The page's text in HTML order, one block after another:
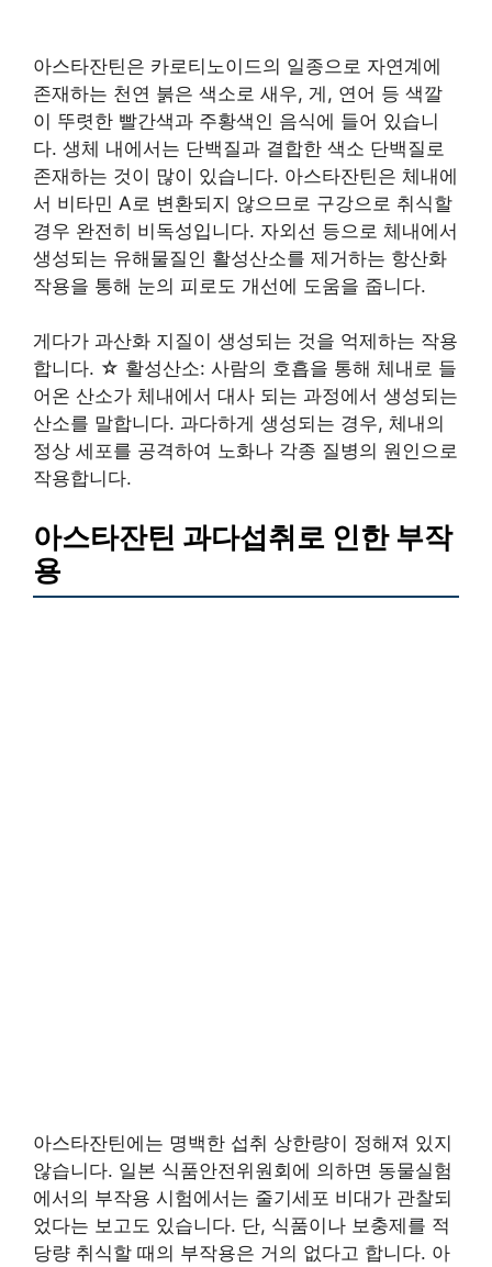
아스타잔틴은 카로티노이드의 일종으로 자연계에
존재하는 천연 붉은 색소로 새우, 게, 연어 등 색깔
이 뚜렷한 빨간색과 주황색인 음식에 들어 있습니
다. 생체 내에서는 단백질과 결합한 색소 단백질로
존재하는 것이 많이 있습니다. 아스타잔틴은 체내에
서 비타민 A로 변환되지 않으므로 구강으로 취식할
경우 완전히 비독성입니다. 자외선 등으로 체내에서
생성되는 유해물질인 활성산소를 제거하는 항산화
작용을 통해 눈의 피로도 개선에 도움을 줍니다.
게다가 과산화 지질이 생성되는 것을 억제하는 작용
합니다. ☆ 활성산소: 사람의 호흡을 통해 체내로 들
어온 산소가 체내에서 대사 되는 과정에서 생성되는
산소를 말합니다. 과다하게 생성되는 경우, 체내의
정상 세포를 공격하여 노화나 각종 질병의 원인으로
작용합니다.
아스타잔틴 과다섭취로 인한 부작
용
아스타잔틴에는 명백한 섭취 상한량이 정해져 있지
않습니다. 일본 식품안전위원회에 의하면 동물실험
에서의 부작용 시험에서는 줄기세포 비대가 관찰되
었다는 보고도 있습니다. 단, 식품이나 보충제를 적
당량 취식할 때의 부작용은 거의 없다고 합니다. 아